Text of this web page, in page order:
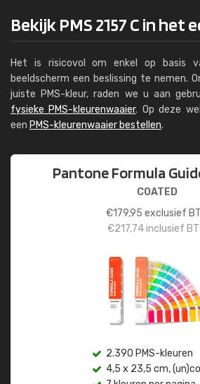
Bekijk PMS 2157 C in het
Het is risicovol om enkel op basis
beeldscherm een beslissing te nemen.
juiste PMS-kleur, raden we u aan
fysieke PMS-kleurenwaaier. Op deze
een PMS-kleurenwaaier bestellen.
Pantone Formula
COATED
€179,95 exclusief
€217,74inclusief
2.390 PMS-kleuren
4,5 x 23,5 cm,